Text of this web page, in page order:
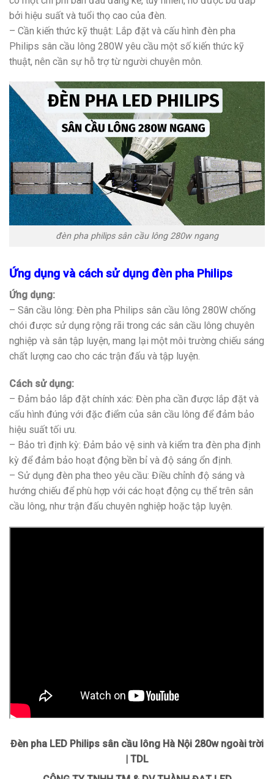
bởi hiệu suất và tuổi thọ cao của đèn.
– Cần kiến thức kỹ thuật: Lắp đặt và cấu hình đèn pha
Philips sân cầu lông 280W yêu cầu một số kiến thức kỹ
thuật, nên cần sự hỗ trợ từ người chuyên môn.
đèn pha philips sân cầu lông 280w ngang
Ứng dụng và cách sử dụng đèn pha Philips
Ứng dụng:
– Sân cầu lông: Đèn pha Philips sân cầu lông 280W chống
chói được sử dụng rộng rãi trong các sân cầu lông chuyên
nghiệp và sân tập luyện, mang lại một môi trường chiếu sáng
chất lượng cao cho các trận đấu và tập luyện.
Cách sử dụng:
– Đảm bảo lắp đặt chính xác: Đèn pha cần được lắp đặt và
cấu hình đúng với đặc điểm của sân cầu lông để đảm bảo
hiệu suất tối ưu.
– Bảo trì định kỳ: Đảm bảo vệ sinh và kiểm tra đèn pha định
kỳ để đảm bảo hoạt động bền bỉ và độ sáng ổn định.
– Sử dụng đèn pha theo yêu cầu: Điều chỉnh độ sáng và
hướng chiếu để phù hợp với các hoạt động cụ thể trên sân
cầu lông, như trận đấu chuyên nghiệp hoặc tập luyện.
Đèn pha LED Philips sân cầu lông Hà Nội 280w ngoài trời
| TDL